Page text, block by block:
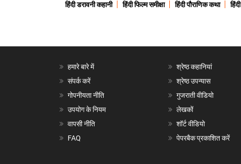
हिंदी डरावनी कहानी
हिंदी फिल्म समीक्षा हिंदी पौराणिक कथा
हमारे बारे में
संपर्क करें
गोपनीयता नीति
उपयोग के नियम
वापसी नीति
FAQ
श्रेष्ठ कहानियां
श्रेष्ठ उपन्यास
गुजराती वीडियो
लेखकों
शॉर्ट वीडियो
पेपरबैक प्रकाशित करें